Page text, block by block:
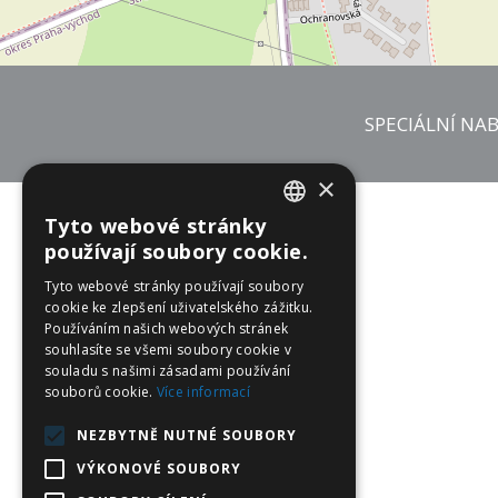
SPECIÁLNÍ
Souhlasím s podmínkami zpracování osobních
se zpracováním osobních údajů” a „Zásad
GERMAN
POLISH
×
Tyto webové stránky
používají soubory cookie.
Tyto webové stránky používají soubory
cookie ke zlepšení uživatelského zážitku.
Používáním našich webových stránek
souhlasíte se všemi soubory cookie v
souladu s našimi zásadami používání
souborů cookie. Více informací
NEZBYTNĚ NUTNÉ SOUBORY
VÝKONOVÉ SOUBORY